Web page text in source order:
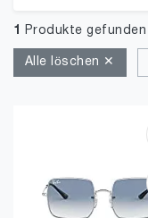
1 Produkte gefunden
Alle löschen ✕